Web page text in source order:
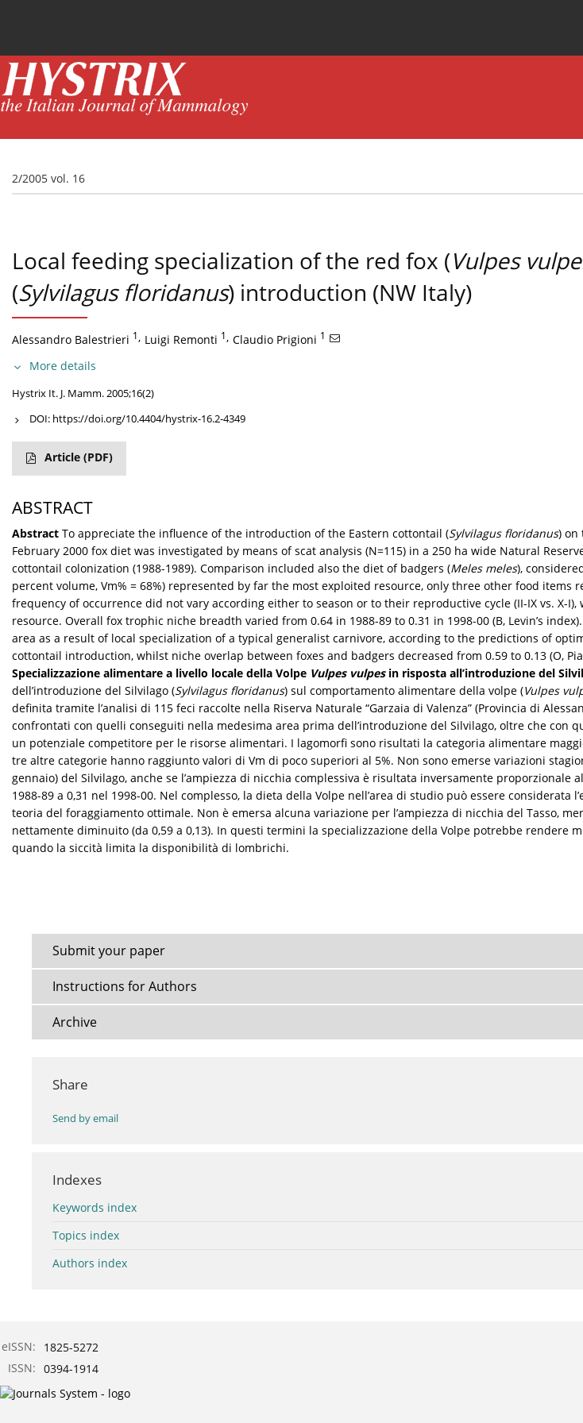
2/2005 vol. 16
Local feeding specialization of the red fox (Vulpes
(Sylvilagus floridanus) introduction (NW Italy)
Alessandro Balestrieri 1, Luigi Remonti 1, Claudio Prigioni 1
More details
Hystrix It. J. Mamm. 2005;16(2)
DOI: https://doi.org/10.4404/hystrix-16.2-4349
Article (PDF)
ABSTRACT
Abstract To appreciate the influence of the introduction of the Eastern cottontail (Sylvilagus floridanus) on
February 2000 fox diet was investigated by means of scat analysis (N=115) in a 250 ha wide Natural
cottontail colonization (1988-1989). Comparison included also the diet of badgers (Meles meles),
percent volume, Vm% = 68%) represented by far the most exploited resource, only three other food
frequency of occurrence did not vary according either to season or to their reproductive cycle (II-IX vs.
resource. Overall fox trophic niche breadth varied from 0.64 in 1988-89 to 0.31 in 1998-00 (B, Levin’s
area as a result of local specialization of a typical generalist carnivore, according to the predictions of
cottontail introduction, whilst niche overlap between foxes and badgers decreased from 0.59 to 0.13 (O,
Specializzazione alimentare a livello locale della Volpe Vulpes vulpesin risposta all’introduzione del
dell’introduzione del Silvilago (Sylvilagus floridanus) sul comportamento alimentare della volpe (Vulpes
definita tramite l’analisi di 115 feci raccolte nella Riserva Naturale “Garzaia di Valenza” (Provincia di
confrontati con quelli conseguiti nella medesima area prima dell’introduzione del Silvilago, oltre che con
un potenziale competitore per le risorse alimentari. I lagomorfi sono risultati la categoria alimentare
tre altre categorie hanno raggiunto valori di Vm di poco superiori al 5%. Non sono emerse variazioni
gennaio) del Silvilago, anche se l’ampiezza di nicchia complessiva è risultata inversamente proporzionale
1988-89 a 0,31 nel 1998-00. Nel complesso, la dieta della Volpe nell’area di studio può essere
teoria del foraggiamento ottimale. Non è emersa alcuna variazione per l’ampiezza di nicchia del Tasso,
nettamente diminuito (da 0,59 a 0,13). In questi termini la specializzazione della Volpe potrebbe rendere
quando la siccità limita la disponibilità di lombrichi.
Submit your paper
Instructions for Authors
Archive
Share
Send by email
Indexes
Keywords index
Topics index
Authors index
eISSN:
1825-5272
ISSN: 0394-1914